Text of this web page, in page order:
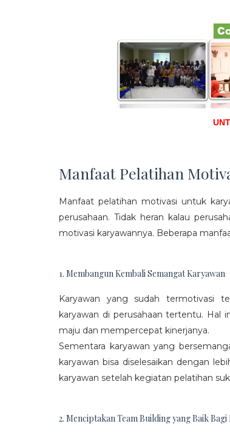
Manfaat Pelatihan
Manfaat pelatihan motivasi untuk
perusahaan. Tidak heran kalau
motivasi karyawannya. Beberapa
1. Membangun Kembali Semangat Karyawan
Karyawan yang sudah termotivasi
karyawan di perusahaan tertentu. Hal
maju dan mempercepat kinerjanya.
Sementara karyawan yang
karyawan bisa diselesaikan dengan
karyawan setelah kegiatan pelatihan
2. Menciptakan Team Building yang Baik